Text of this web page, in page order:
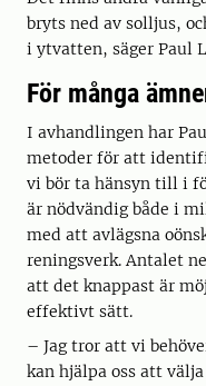
bryts ned av solljus,
i ytvatten, säger Paul
För många
I avhandlingen har
metoder för att
vi bör ta hänsyn till i
är nödvändig både i
med att avlägsna
reningsverk. Antalet
att det knappast är
effektivt sätt.
– Jag tror att vi
kan hjälpa oss att